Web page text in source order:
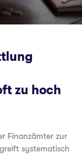
zu hoch
Finanzämter zur
systematisch